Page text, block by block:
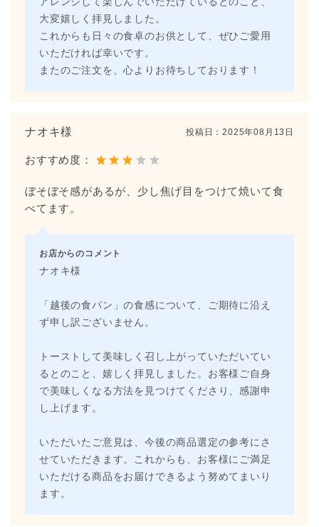
大変嬉しく拝見しました。
これからも日々の食卓のお供として、ぜひご愛用
いただければ幸いです。
またのご注文を、心よりお待ちしております！
ナオキ様 投稿日：2025年08月13日
おすすめ度：
ぼそぼそ感があるが、少し焦げ目をつけて焼いて食
べてます。
お店からのコメント
ナオキ様
「越後の食パン」の食感について、ご期待に沿え
ず申し訳ございません。
トーストして美味しく召し上がっていただいてい
るとのこと、嬉しく拝見しました。お客様ご自身
で美味しくなる方法を見つけてくださり、感謝申
し上げます。
いただいたご意見は、今後の商品選定の参考にさ
せていただきます。これからも、お客様にご満足
いただける商品をお届けできるよう努めてまいり
ます。